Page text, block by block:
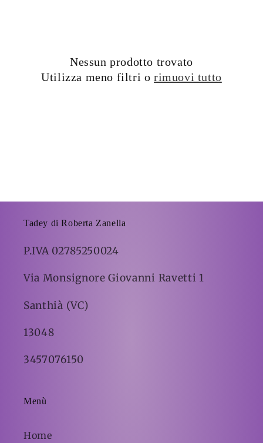
Nessun prodotto trovato
Utilizza meno filtri o rimuovi tutto
Tadey di Roberta Zanella
P.IVA 02785250024
Via Monsignore Giovanni Ravetti 1
Santhià (VC)
13048
3457076150
Menù
Home